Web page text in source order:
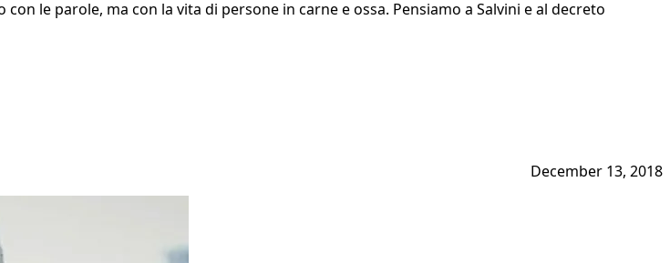
le parole, ma con la vita di persone in carne e ossa. Pensiamo a Salvini e al decreto
December 13, 2018